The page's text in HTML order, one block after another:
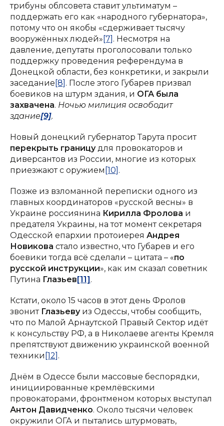
трибуны облсовета ставит ультиматум –
поддержать его как «народного губернатора»,
потому что он якобы «сдерживает тысячу
вооружённых людей» [7] . Несмотря на
давление, депутаты проголосовали только
поддержку проведения референдума в
Донецкой области, без конкретики, и закрыли
заседание [8] . После этого Губарев призвал
боевиков на штурм здания, и ОГА была
захвачена. Ночью милиция освободит
здание[9].
Новый донецкий губернатор Тарута просит
перекрыть границудля провокаторов и
диверсантов из России, многие из которых
приезжают с оружием [10] .
Позже из взломанной переписки одного из
главных координаторов «русской весны» в
Украине россиянина Кирилла Фролова и
предателя Украины, на тот момент секретаря
Одесской епархии протоиерея Андрея
Новикова стало известно, что Губарев и его
боевики тогда всё сделали – цитата – «по
русской инструкции», как им сказал советник
Путина Глазьев[11].
Кстати, около 15 часов в этот день Фролов
звонит Глазьевуиз Одессы, чтобы сообщить,
что по Малой Арнаутской Правый Сектор идёт
к консульству РФ, а в Николаеве агенты Кремля
препятствуют движению украинской военной
техники [12] .
Днём в Одессе были массовые беспорядки,
инициированные кремлёвскими
провокаторами, фронтменом которых выступал
Антон Давидченко. Около тысячи человек
окружили ОГА и пытались штурмовать,